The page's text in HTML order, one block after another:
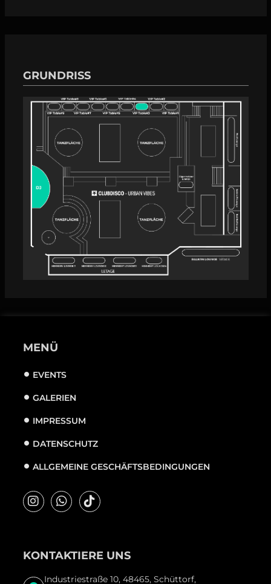
GRUNDRISS
MENÜ
EVENTS
GALERIEN
IMPRESSUM
DATENSCHUTZ
ALLGEMEINE GESCHÄFTSBEDINGUNGEN
KONTAKTIERE UNS
Industriestraße 10, 48465, Schüttorf,